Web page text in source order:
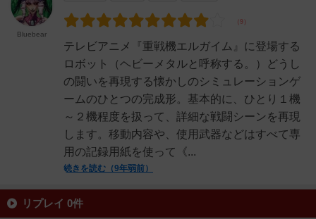
テレビアニメ『重戦機エルガイム』に登場する
ロボット（ヘビーメタルと呼称する。）どうし
の闘いを再現する懐かしのシミュレーションゲ
ームのひとつの完成形。基本的に、ひとり１機
～２機程度を扱って、詳細な戦闘シーンを再現
します。移動内容や、使用武器などはすべて専
用の記録用紙を使って《...
続きを読む（9年弱前）
Bluebear
リプレイ 0件